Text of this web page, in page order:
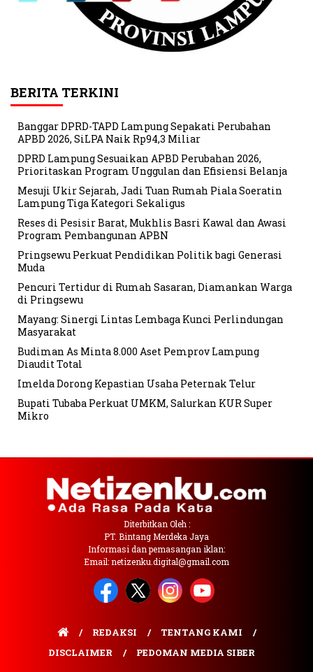
BERITA TERKINI
Banggar DPRD-TAPD Lampung Sepakati Perubahan
APBD 2026, SiLPA Naik Rp94,3 Miliar
DPRD Lampung Sesuaikan APBD Perubahan 2026,
Prioritaskan Program Unggulan dan Efisiensi Belanja
Mesuji Ukir Sejarah, Jadi Tuan Rumah Piala Soeratin
Lampung Tiga Kategori Sekaligus
Reses di Pesisir Barat, Mukhlis Basri Kawal dan Awasi
Program Pembangunan APBN
Pringsewu Perkuat Pendidikan Politik bagi Generasi
Muda
Pencuri Tertidur di Rumah Sasaran, Diamankan Warga
di Pringsewu
Mayang: Sinergi Lintas Lembaga Kunci Perlindungan
Masyarakat
Budiman As Minta 8.000 Aset Pemprov Lampung
Diaudit Total
Imelda Dorong Kepastian Usaha Peternak Telur
Bupati Tubaba Perkuat UMKM, Salurkan KUR Super
Mikro
Diterbitkan Oleh :
PT. Bintang Merdeka Jaya
Informasi dan pemasangan iklan:
Email: netizenku.digital@gmail.com
REDAKSI
TENTANG KAMI
DISCLAIMER
PEDOMAN MEDIA SIBER